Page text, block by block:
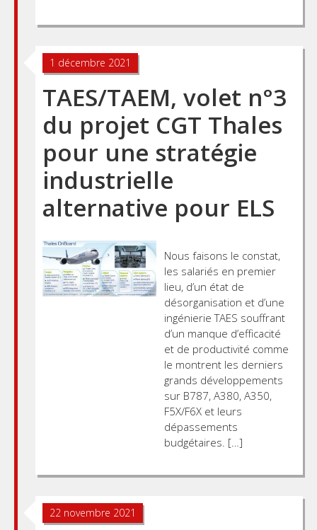
1 décembre 2021
TAES/TAEM, volet n°3
du projet CGT Thales
pour une stratégie
industrielle
alternative pour ELS
Nous faisons le constat,
les salariés en premier
lieu, d’un état de
désorganisation et d’une
ingénierie TAES souffrant
d’un manque d’efficacité
et de productivité comme
le montrent les derniers
grands développements
sur B787, A380, A350,
F5X/F6X et leurs
dépassements
budgétaires. […]
22 novembre 2021